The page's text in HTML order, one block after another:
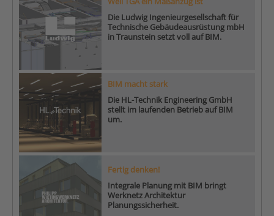
Die Ludwig Ingenieurgesellschaft für
Technische Gebäudeausrüstung mbH
in Traunstein setzt voll auf BIM.
BIM macht stark
Die HL-Technik Engineering GmbH
stellt im laufenden Betrieb auf BIM
um.
Fertig denken!
Integrale Planung mit BIM bringt
Werknetz Architektur
Planungssicherheit.